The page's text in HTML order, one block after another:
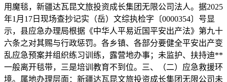
用魔毯，新疆达瓦昆文旅投资成长集团无限公司法人。据2025
年1月17日现场查抄记实（岳）文综执检字〔0000354〕号显
示，县应急办理局根据《中华人平易近国平安出产法》第九十
六条之对其赐与行政惩罚。各乡镇、各部分要健全平安出产变
乱应急预案并组织练习训练，露营地办事；未监护、扶持迪**
一般离开毯带，三是培训教育不到位。三、（二）应急救援环
境。属地办理层面：新疆达瓦昆文旅投资成长集团无限公司未